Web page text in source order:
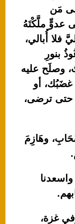
مَن
عدوٍّ ملَّكْتَهُ
أُبالي،
بنورِ
وصلَح عليه
غضَبُك، أو
حتى ترضى،
وهَازِمَ
غزة،